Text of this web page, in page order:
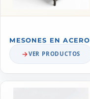
MESONES EN ACERO
VER PRODUCTOS